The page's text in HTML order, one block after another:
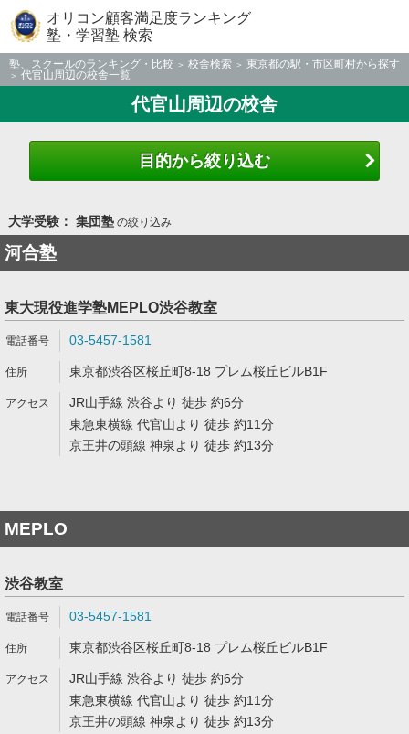
オリコン顧客満足度ランキング
塾・学習塾 検索
塾、スクールのランキング・比較 校舎検索
東京都の駅・市区町村から探す
代官山周辺の校舎一覧
代官山周辺の校舎
目的から絞り込む
大学受験： 集団塾の絞り込み
河合塾
東大現役進学塾MEPLO渋谷教室
03-5457-1581
東京都渋谷区桜丘町8-18 プレム桜丘ビルB1F
JR山手線 渋谷より 徒歩 約6分
東急東横線 代官山より 徒歩 約11分
京王井の頭線 神泉より 徒歩 約13分
MEPLO
渋谷教室
03-5457-1581
東京都渋谷区桜丘町8-18 プレム桜丘ビルB1F
JR山手線 渋谷より 徒歩 約6分
東急東横線 代官山より 徒歩 約11分
京王井の頭線 神泉より 徒歩 約13分